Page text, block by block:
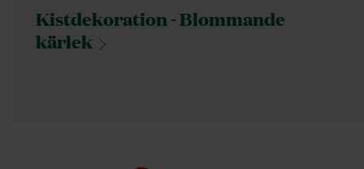
Kistdekoration - Blommande
kärlek